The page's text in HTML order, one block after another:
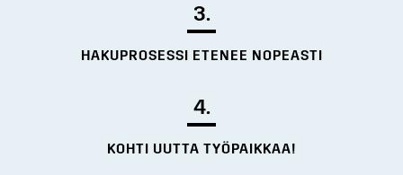
3.
HAKUPROSESSI ETENEE NOPEASTI
4.
KOHTI UUTTA TYÖPAIKKAA!